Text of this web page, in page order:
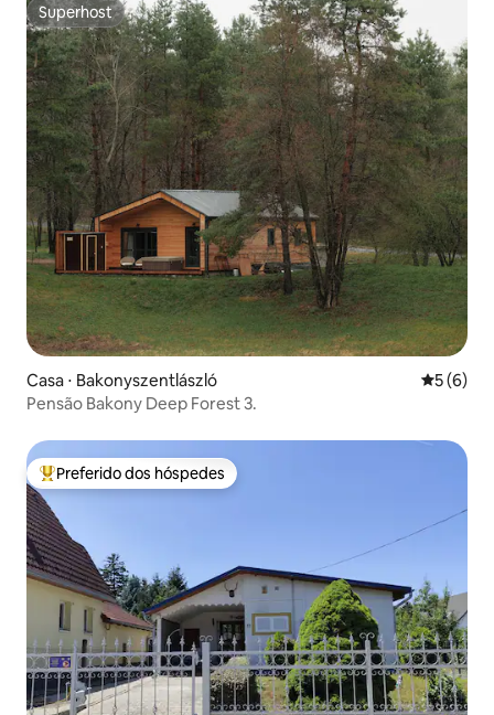
Superhost
Superhost
Casa ⋅ Bakonyszentlászló 5 de
5 (6)
Pensão Bakony Deep Forest 3.
Entre os melhores preferidos dos hóspedes
Preferido dos hóspedes